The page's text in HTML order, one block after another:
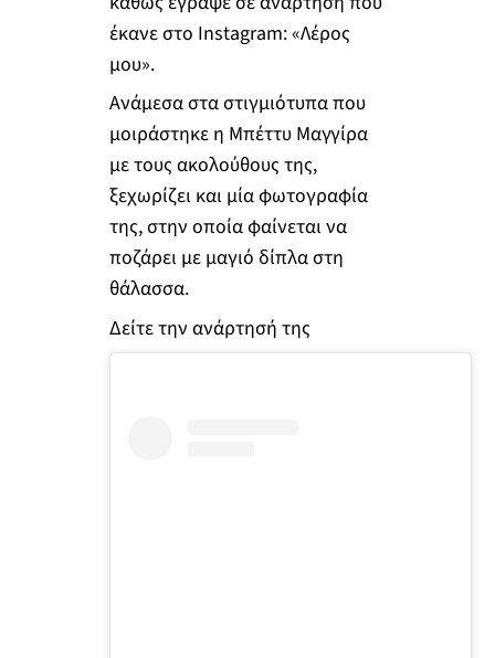
έκανε στο Instagram: «Λέρος
μου».
Ανάμεσα στα στιγμιότυπα που
μοιράστηκε η Μπέττυ Μαγγίρα
με τους ακολούθους της,
ξεχωρίζει και μία φωτογραφία
της, στην οποία φαίνεται να
ποζάρει με μαγιό δίπλα στη
θάλασσα.
Δείτε την ανάρτησή της